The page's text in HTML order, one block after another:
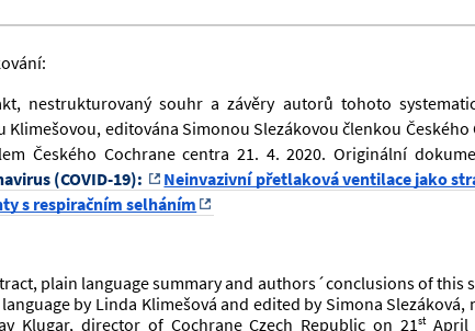
nestrukturovaný souhr a závěry autorů tohoto
Klimešovou, editována Simonou Slezákovou členkou
Českého Cochrane centra 21. 4. 2020. Originální
(COVID-19):
Neinvazivní přetlaková ventilace jako
s respiračním selháním
plain language summary and authors´conclusions of this
language by Linda Klimešová and edited by Simona
Klugar, director of Cochrane Czech Republic on 21st April